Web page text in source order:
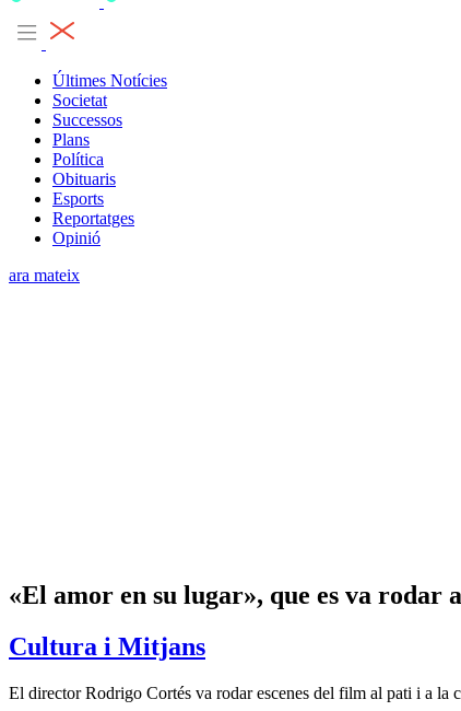
Últimes Notícies
Societat
Successos
Plans
Política
Obituaris
Esports
Reportatges
Opinió
ara mateix
«El amor en su lugar», que es va
Cultura i Mitjans
El director Rodrigo Cortés va rodar escenes del film al pati i a la